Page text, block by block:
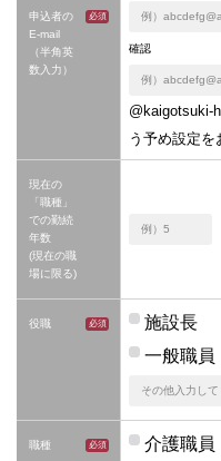
申込者の
E-mail
（半角英
数入力）
確認
@kaigotsuki-
う予め設定を
現在の
「職種」
での勤続
年数
(現在の職
場に限る)
役職 施設長
一般職員
職種 介護職員